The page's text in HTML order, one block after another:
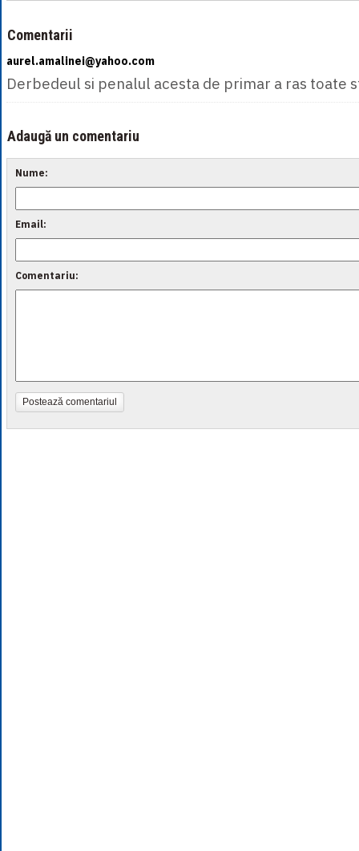
Comentarii
aurel.amalinei@yahoo.com
Derbedeul si penalul acesta de primar a ras toate
Adaugă un comentariu
Nume:
Email:
Comentariu:
Postează comentariul